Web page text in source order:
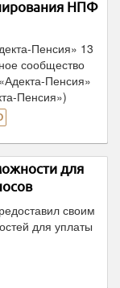
НПФ
Пенсия» 13
сообщество
Пенсия»
Пенсия»)
для
своим
для уплаты